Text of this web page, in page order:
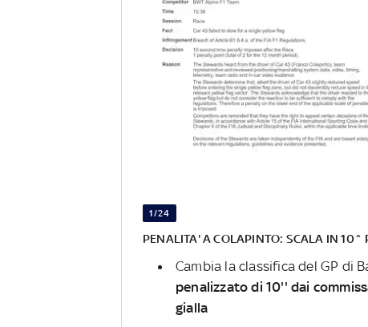
1/24
PENALITA' A COLAPINTO: SCALA IN 10^
Cambia la classifica del GP di
penalizzato di 10'' dai
gialla